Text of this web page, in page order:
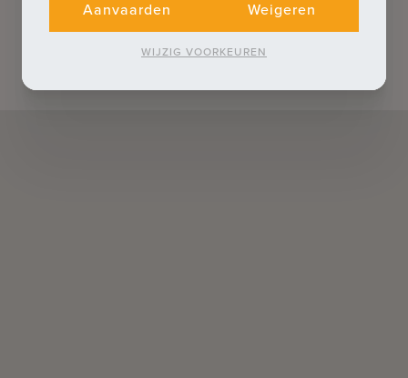
Aanvaarden Weigeren
WIJZIG VOORKEUREN